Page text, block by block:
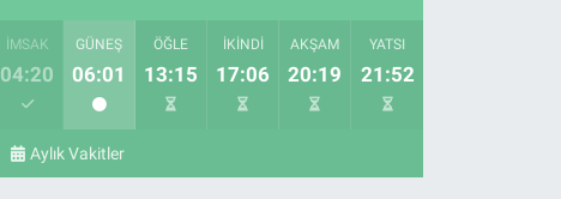
İMSAK
04:20
GÜNEŞ
06:01
ÖĞLE
13:15
İKINDI
17:06
AKŞAM
20:19
YATSI
21:52
Aylık Vakitler